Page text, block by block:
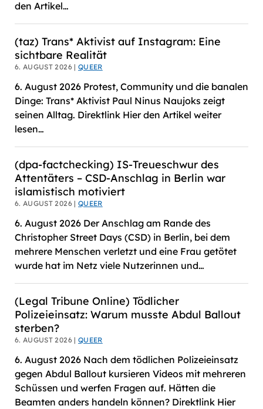
den Artikel…
(taz) Trans* Aktivist auf Instagram: Eine
sichtbare Realität
6. AUGUST 2026 |QUEER
6. August 2026 Protest, Community und die banalen
Dinge: Trans* Aktivist Paul Ninus Naujoks zeigt
seinen Alltag. Direktlink Hier den Artikel weiter
lesen…
(dpa-factchecking) IS-Treueschwur des
Attentäters – CSD-Anschlag in Berlin war
islamistisch motiviert
6. AUGUST 2026 |QUEER
6. August 2026 Der Anschlag am Rande des
Christopher Street Days (CSD) in Berlin, bei dem
mehrere Menschen verletzt und eine Frau getötet
wurde hat im Netz viele Nutzerinnen und…
(Legal Tribune Online) Tödlicher
Polizeieinsatz: Warum musste Abdul Ballout
sterben?
6. AUGUST 2026 |QUEER
6. August 2026 Nach dem tödlichen Polizeieinsatz
gegen Abdul Ballout kursieren Videos mit mehreren
Schüssen und werfen Fragen auf. Hätten die
Beamten anders handeln können? Direktlink Hier